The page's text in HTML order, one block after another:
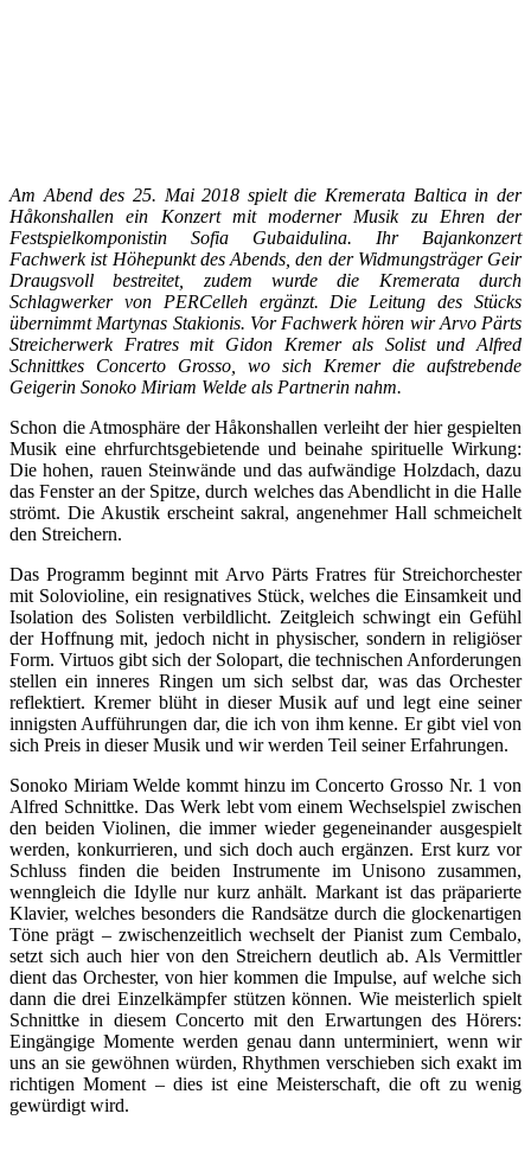
Am Abend des 25. Mai 2018 spielt die Kremerata Baltica in der
Håkonshallen ein Konzert mit moderner Musik zu Ehren der
Festspielkomponistin Sofia Gubaidulina. Ihr Bajankonzert
Fachwerk ist Höhepunkt des Abends, den der Widmungsträger Geir
Draugsvoll bestreitet, zudem wurde die Kremerata durch
Schlagwerker von PERCelleh ergänzt. Die Leitung des Stücks
übernimmt Martynas Stakionis. Vor Fachwerk hören wir Arvo Pärts
Streicherwerk Fratres mit Gidon Kremer als Solist und Alfred
Schnittkes Concerto Grosso, wo sich Kremer die aufstrebende
Geigerin Sonoko Miriam Welde als Partnerin nahm.
Schon die Atmosphäre der Håkonshallen verleiht der hier gespielten
Musik eine ehrfurchtsgebietende und beinahe spirituelle Wirkung:
Die hohen, rauen Steinwände und das aufwändige Holzdach, dazu
das Fenster an der Spitze, durch welches das Abendlicht in die Halle
strömt. Die Akustik erscheint sakral, angenehmer Hall schmeichelt
den Streichern.
Das Programm beginnt mit Arvo Pärts Fratres für Streichorchester
mit Solovioline, ein resignatives Stück, welches die Einsamkeit und
Isolation des Solisten verbildlicht. Zeitgleich schwingt ein Gefühl
der Hoffnung mit, jedoch nicht in physischer, sondern in religiöser
Form. Virtuos gibt sich der Solopart, die technischen Anforderungen
stellen ein inneres Ringen um sich selbst dar, was das Orchester
reflektiert. Kremer blüht in dieser Musik auf und legt eine seiner
innigsten Aufführungen dar, die ich von ihm kenne. Er gibt viel von
sich Preis in dieser Musik und wir werden Teil seiner Erfahrungen.
Sonoko Miriam Welde kommt hinzu im Concerto Grosso Nr. 1 von
Alfred Schnittke. Das Werk lebt vom einem Wechselspiel zwischen
den beiden Violinen, die immer wieder gegeneinander ausgespielt
werden, konkurrieren, und sich doch auch ergänzen. Erst kurz vor
Schluss finden die beiden Instrumente im Unisono zusammen,
wenngleich die Idylle nur kurz anhält. Markant ist das präparierte
Klavier, welches besonders die Randsätze durch die glockenartigen
Töne prägt – zwischenzeitlich wechselt der Pianist zum Cembalo,
setzt sich auch hier von den Streichern deutlich ab. Als Vermittler
dient das Orchester, von hier kommen die Impulse, auf welche sich
dann die drei Einzelkämpfer stützen können. Wie meisterlich spielt
Schnittke in diesem Concerto mit den Erwartungen des Hörers:
Eingängige Momente werden genau dann unterminiert, wenn wir
uns an sie gewöhnen würden, Rhythmen verschieben sich exakt im
richtigen Moment – dies ist eine Meisterschaft, die oft zu wenig
gewürdigt wird.